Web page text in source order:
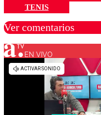
TENIS
Ver comentarios
Los comentarios son
EN VIVO